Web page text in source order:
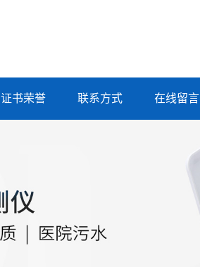
证书荣誉 联系方式 在线留言